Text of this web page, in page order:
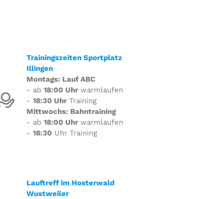
Trainingszeiten Sportplatz
Illingen
Montags: Lauf ABC
- ab 18:00 Uhrwarmlaufen
- 18:30 UhrTraining
Mittwochs: Bahntraining
- ab 18:00 Uhrwarmlaufen
- 18:30 Uhr Training
Lauftreff im Hosterwald
Wustweiler